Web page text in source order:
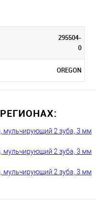
295504-
0
OREGON
мульчирующий 2 зуба, 3 мм
мульчирующий 2 зуба, 3 мм
мульчирующий 2 зуба, 3 мм